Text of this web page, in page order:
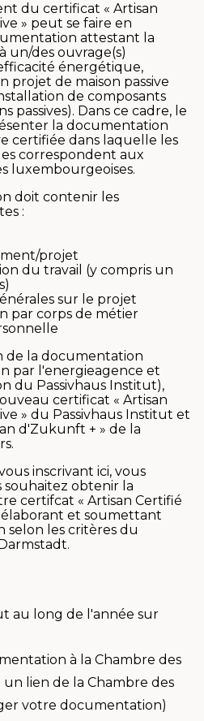
du certificat « Artisan
» peut se faire en
attestant la
un/des ouvrage(s)
énergétique,
projet de maison passive
de composants
passives). Dans ce cadre, le
la documentation
certifiée dans laquelle les
correspondent aux
luxembourgeoises.
doit contenir les
:
projet
du travail (y compris un
sur le projet
par corps de métier
de la documentation
par l'energieagence et
du Passivhaus Institut),
certificat « Artisan
» du Passivhaus Institut et
d'Zukunft + » de la
inscrivant ici, vous
obtenir la
certifcat « Artisan Certifié
élaborant et soumettant
les critères du
au long de l'année sur
à la Chambre des
lien de la Chambre des
votre documentation)